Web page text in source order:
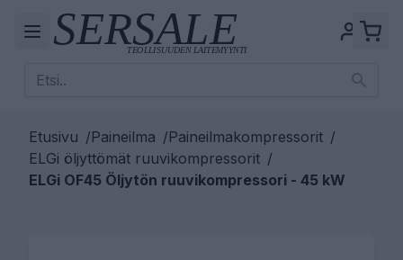
Etusivu /Paineilma /Paineilmakompressorit /
ELGi öljyttömät ruuvikompressorit /
ELGi OF45 Öljytön ruuvikompressori - 45 kW